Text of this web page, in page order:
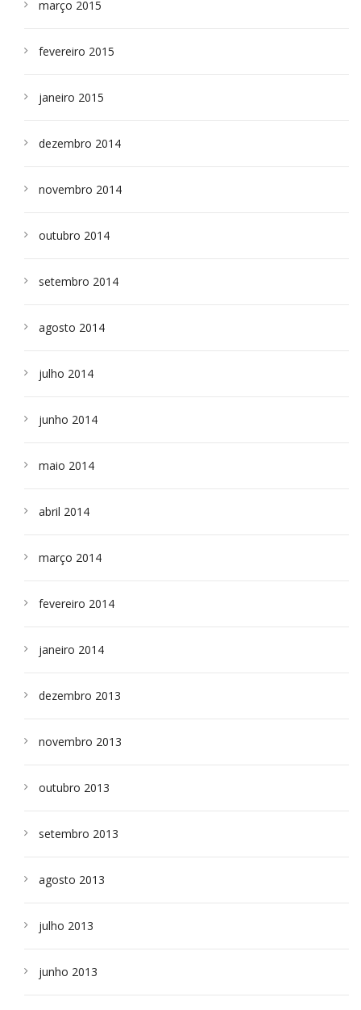
março 2015
fevereiro 2015
janeiro 2015
dezembro 2014
novembro 2014
outubro 2014
setembro 2014
agosto 2014
julho 2014
junho 2014
maio 2014
abril 2014
março 2014
fevereiro 2014
janeiro 2014
dezembro 2013
novembro 2013
outubro 2013
setembro 2013
agosto 2013
julho 2013
junho 2013